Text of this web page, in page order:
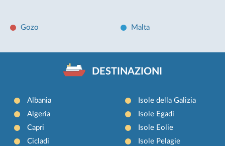
Gozo Malta
DESTINAZIONI
Albania
Algeria
Capri
Cicladi
Isole della Galizia
Isole Egadi
Isole Eolie
Isole Pelagie